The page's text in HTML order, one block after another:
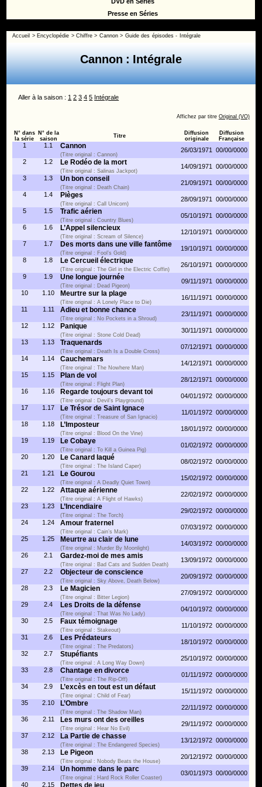
Presse en Séries
Accueil > Encyclopédie >Chiffre > Cannon> Guide des épisodes - Intégrale
Cannon : Intégrale
Aller à la saison : 1 2 3 4 5 Intégrale
Affichez par titre Original (VO)
N° dans
la série
N° de la
saison
Titre
Diffusion
originale
Diffusion
Française
1 1.1 Cannon
(Titre original : Cannon)
26/03/1971
00/00/0000
2
1.2 Le Rodéo de la mort
(Titre original : Salinas Jackpot)
14/09/1971
00/00/0000
3
1.3 Un bon conseil
(Titre original : Death Chain)
21/09/1971
00/00/0000
4
1.4 Pièges
(Titre original : Call Unicorn)
28/09/1971
00/00/0000
5
1.5 Trafic aérien
(Titre original : Country Blues)
05/10/1971
00/00/0000
6
1.6 L’Appel silencieux
(Titre original : Scream of Silence)
12/10/1971
00/00/0000
7
1.7 Des morts dans une ville fantôme
(Titre original : Fool’s Gold)
19/10/1971
00/00/0000
8
1.8 Le Cercueil électrique
(Titre original : The Girl in the Electric Coffin)
26/10/1971
00/00/0000
9
1.9 Une longue journée
(Titre original : Dead Pigeon)
09/11/1971
00/00/0000
10
1.10 Meurtre sur la plage
(Titre original : A Lonely Place to Die)
16/11/1971
00/00/0000
11
1.11 Adieu et bonne chance
(Titre original : No Pockets in a Shroud)
23/11/1971
00/00/0000
12
1.12 Panique
(Titre original : Stone Cold Dead)
30/11/1971
00/00/0000
13
1.13 Traquenards
(Titre original : Death Is a Double Cross)
07/12/1971
00/00/0000
14
1.14 Cauchemars
(Titre original : The Nowhere Man)
14/12/1971
00/00/0000
15
1.15 Plan de vol
(Titre original : Flight Plan)
28/12/1971
00/00/0000
16
1.16 Regarde toujours devant toi
(Titre original : Devil’s Playground)
04/01/1972 00/00/0000
17
1.17 Le Trésor de Saint Ignace
(Titre original : Treasure of San Ignacio)
11/01/1972 00/00/0000
18
1.18 L’Imposteur
(Titre original : Blood On the Vine)
18/01/1972 00/00/0000
19
1.19 Le Cobaye
(Titre original : To Kill a Guinea Pig)
01/02/1972 00/00/0000
20
1.20 Le Canard laqué
(Titre original : The Island Caper)
08/02/1972 00/00/0000
21
1.21 Le Gourou
(Titre original : A Deadly Quiet Town)
15/02/1972 00/00/0000
22
1.22 Attaque aérienne
(Titre original : A Flight of Hawks)
22/02/1972 00/00/0000
23
1.23 L’Incendiaire
(Titre original : The Torch)
29/02/1972 00/00/0000
24
1.24 Amour fraternel
(Titre original : Cain’s Mark)
07/03/1972 00/00/0000
25
1.25 Meurtre au clair de lune
(Titre original : Murder By Moonlight)
14/03/1972 00/00/0000
26
2.1 Gardez-moi de mes amis
(Titre original : Bad Cats and Sudden Death)
13/09/1972 00/00/0000
27
2.2 Objecteur de conscience
(Titre original : Sky Above, Death Below)
20/09/1972 00/00/0000
28
2.3 Le Magicien
(Titre original : Bitter Legion)
27/09/1972 00/00/0000
29
2.4 Les Droits de la défense
(Titre original : That Was No Lady)
04/10/1972 00/00/0000
30
2.5 Faux témoignage
(Titre original : Stakeout)
11/10/1972 00/00/0000
31
2.6 Les Prédateurs
(Titre original : The Predators)
18/10/1972 00/00/0000
32
2.7 Stupéfiants
(Titre original : A Long Way Down)
25/10/1972 00/00/0000
33
2.8 Chantage en divorce
(Titre original : The Rip-Off)
01/11/1972 00/00/0000
34
2.9 L’excès en tout est un défaut
(Titre original : Child of Fear)
15/11/1972 00/00/0000
35
2.10 L’Ombre
(Titre original : The Shadow Man)
22/11/1972 00/00/0000
36
2.11 Les murs ont des oreilles
(Titre original : Hear No Evil)
29/11/1972 00/00/0000
37
2.12 La Partie de chasse
(Titre original : The Endangered Species)
13/12/1972 00/00/0000
38
2.13 Le Pigeon
(Titre original : Nobody Beats the House)
20/12/1972 00/00/0000
39
2.14 Un homme dans le parc
(Titre original : Hard Rock Roller Coaster)
03/01/1973 00/00/0000
40
2.15 Dettes de jeu